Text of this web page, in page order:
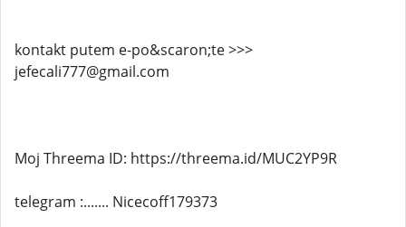
kontakt putem e-po&scaron;te >>>
jefecali777@gmail.com
Moj Threema ID: https://threema.id/MUC2YP9R
telegram :....... Nicecoff179373